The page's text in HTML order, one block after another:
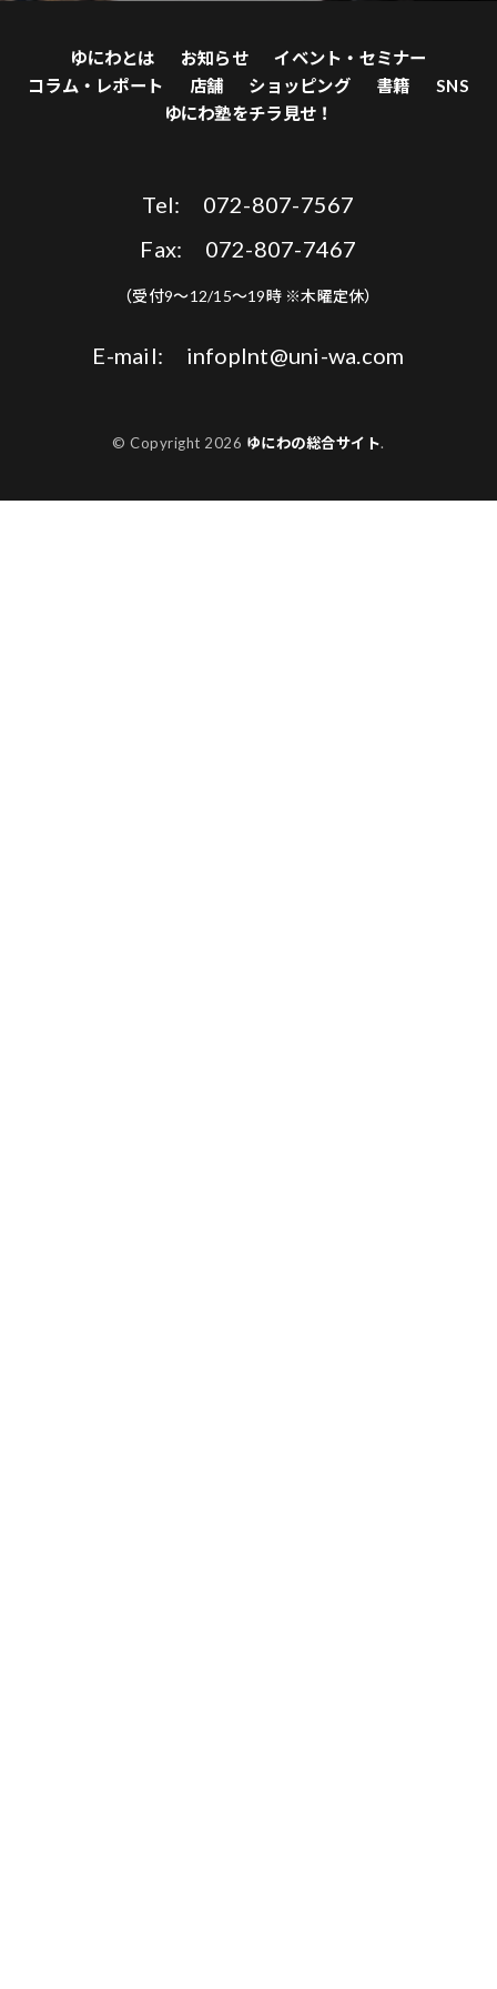
ゆにわとは お知らせ
イベント・セミナー
コラム・レポート
店舗 ショッピング 書籍
SNS
ゆにわ塾をチラ見せ！
Tel: 072-807-7567
Fax: 072-807-7467
（受付9〜12/15〜19時 ※木曜定休）
E-mail: infoplnt@uni-wa.com
© Copyright 2026 ゆにわの総合サイト.